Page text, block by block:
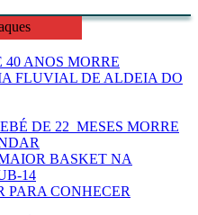
ANOS MORRE
FLUVIAL DE ALDEIA DO
DE 22 MESES MORRE
BASKET NA
14
PARA CONHECER